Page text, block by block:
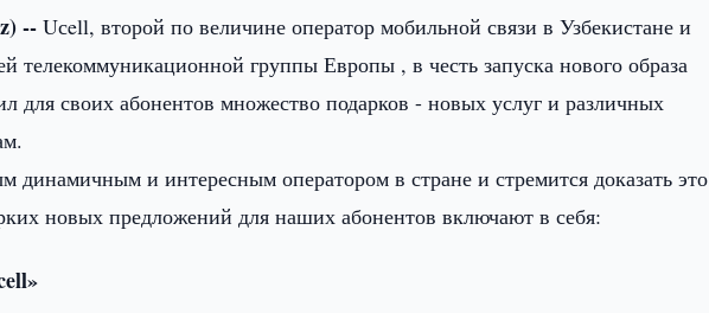
-- Uсell, второй по величине оператор мобильной связи в Узбекистане и
телекоммуникационной группы Европы , в честь запуска нового образа
для своих абонентов множество подарков - новых услуг и различных
динамичным и интересным оператором в стране и стремится доказать это
новых предложений для наших абонентов включают в себя: